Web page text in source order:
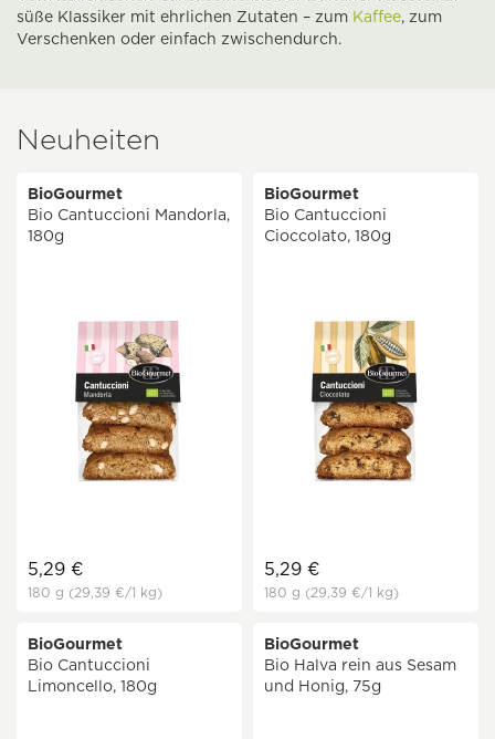
süße Klassiker mit ehrlichen Zutaten – zum Kaffee, zum
Verschenken oder einfach zwischendurch.
Neuheiten
BioGourmet
Bio Cantuccioni Mandorla,
180g
5,29 €
180 g (29,39 €/1 kg)
BioGourmet
Bio Cantuccioni
Cioccolato, 180g
5,29 €
180 g (29,39 €/1 kg)
BioGourmet
Bio Cantuccioni
Limoncello, 180g
BioGourmet
Bio Halva rein aus Sesam
und Honig, 75g